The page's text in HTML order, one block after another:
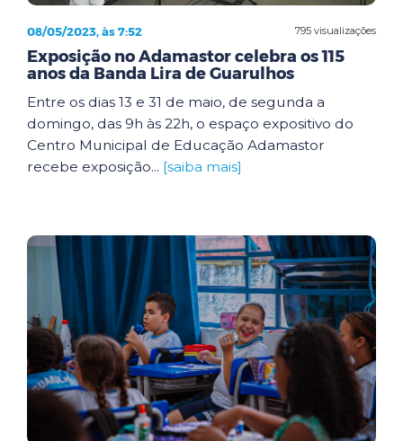
795 visualizações
08/05/2023, às 7:52
Exposição no Adamastor celebra os 115
anos da Banda Lira de Guarulhos
Entre os dias 13 e 31 de maio, de segunda a
domingo, das 9h às 22h, o espaço expositivo do
Centro Municipal de Educação Adamastor
recebe exposição... [saiba mais]